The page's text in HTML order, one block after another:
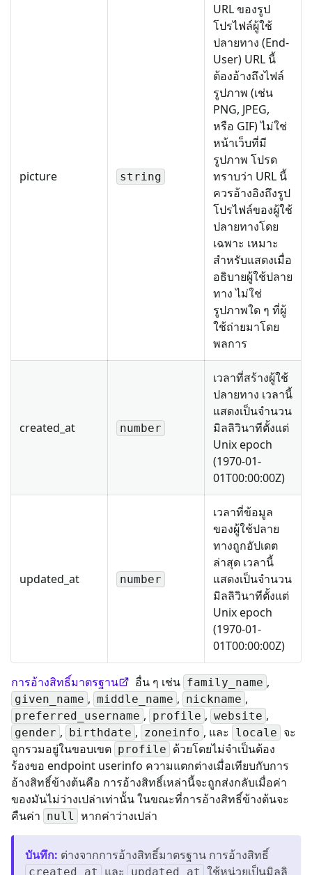
picture string
URL ของรูป
โปรไฟล์ผู้ใช้
ปลายทาง (End-
User) URL นี้
ต้องอ้างถึงไฟล์
รูปภาพ (เช่น
PNG, JPEG,
หรือ GIF) ไม่ใช่
หน้าเว็บที่มี
รูปภาพ โปรด
ทราบว่า URL นี้
ควรอ้างอิงถึงรูป
โปรไฟล์ของผู้ใช้
ปลายทางโดย
เฉพาะ เหมาะ
สำหรับแสดงเมื่อ
อธิบายผู้ใช้ปลาย
ทาง ไม่ใช่
รูปภาพใด ๆ ที่ผู้
ใช้ถ่ายมาโดย
พลการ
created_at number
เวลาที่สร้างผู้ใช้
ปลายทาง เวลานี้
แสดงเป็นจำนวน
มิลลิวินาทีตั้งแต่
Unix epoch
(1970-01-
01T00:00:00Z)
updated_at number
เวลาที่ข้อมูล
ของผู้ใช้ปลาย
ทางถูกอัปเดต
ล่าสุด เวลานี้
แสดงเป็นจำนวน
มิลลิวินาทีตั้งแต่
Unix epoch
(1970-01-
01T00:00:00Z)
การอ้างสิทธิ์มาตรฐาน อื่น ๆ เช่น family_name ,
given_name , middle_name , nickname ,
preferred_username , profile , website ,
gender , birthdate , zoneinfo , และ locale จะ
ถูกรวมอยู่ในขอบเขต profile ด้วยโดยไม่จำเป็นต้อง
ร้องขอ endpoint userinfo ความแตกต่างเมื่อเทียบกับการ
อ้างสิทธิ์ข้างต้นคือ การอ้างสิทธิ์เหล่านี้จะถูกส่งกลับเมื่อค่า
ของมันไม่ว่างเปล่าเท่านั้น ในขณะที่การอ้างสิทธิ์ข้างต้นจะ
คืนค่า null หากค่าว่างเปล่า
บันทึก: ต่างจากการอ้างสิทธิ์มาตรฐาน การอ้างสิทธิ์
created_at และ updated_at ใช้หน่วยเป็นมิลลิ